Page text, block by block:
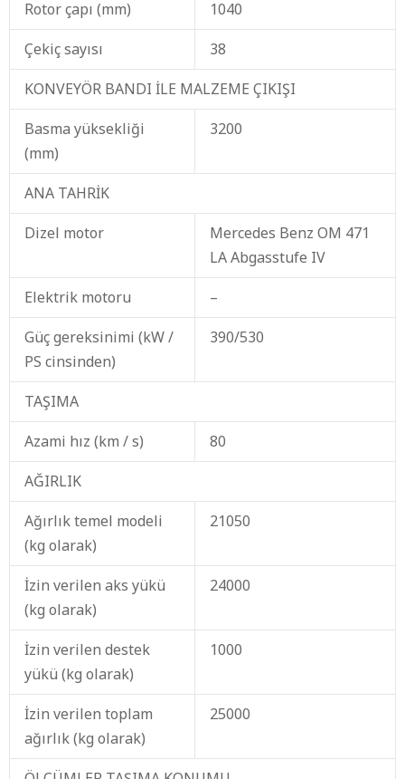
Rotor çapı (mm)
1040
Çekiç sayısı
38
KONVEYÖR BANDI İLE MALZEME ÇIKIŞI
Basma yüksekliği
(mm)
3200
ANA TAHRİK
Dizel motor
Mercedes Benz OM 471
LA Abgasstufe IV
Elektrik motoru
–
Güç gereksinimi (kW /
PS cinsinden)
390/530
TAŞIMA
Azami hız (km / s)
80
AĞIRLIK
Ağırlık temel modeli
(kg olarak)
21050
İzin verilen aks yükü
(kg olarak)
24000
İzin verilen destek
yükü (kg olarak)
1000
İzin verilen toplam
ağırlık (kg olarak)
25000